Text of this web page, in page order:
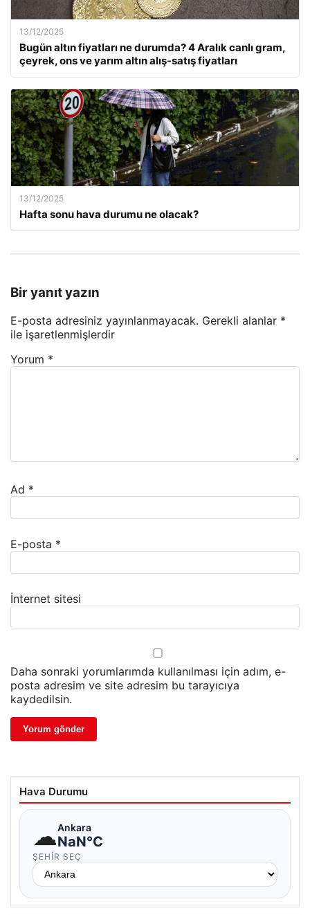
13/12/2025
Bugün altın fiyatları ne durumda? 4 Aralık canlı gram,
çeyrek, ons ve yarım altın alış-satış fiyatları
13/12/2025
Hafta sonu hava durumu ne olacak?
Bir yanıt yazın
E-posta adresiniz yayınlanmayacak. Gerekli alanlar *
ile işaretlenmişlerdir
Yorum *
Ad *
E-posta *
İnternet sitesi
Daha sonraki yorumlarımda kullanılması için adım, e-
posta adresim ve site adresim bu tarayıcıya
kaydedilsin.
Hava Durumu
☁Ankara
NaN°C
ŞEHIR SEÇ